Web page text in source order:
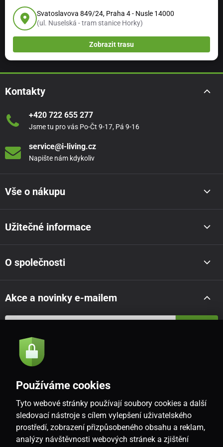
Svatoslavova 849/24, Praha 4 - Nusle 14000
(ul. Nuselská - tram stanice Horky)
Zobrazit trasu
Kontakty
+420 722 655 277
Jsme tu pro vás Po-Čt 9-17, Pá 9-16
service@i-living.cz
Napište nám kdykoliv
Vše o nákupu
Užitečné informace
O společnosti
Akce a novinky e-mailem
Souhlasím se
CZ
Používáme cookies
Tyto webové stránky používají soubory cookies a další
sledovací nástroje s cílem vylepšení uživatelského
prostředí, zobrazení přizpůsobeného obsahu a reklam,
analýzy návštěvnosti webových stránek a zjištění